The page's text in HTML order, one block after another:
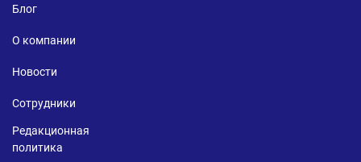
Блог
О компании
Новости
Сотрудники
Редакционная
политика